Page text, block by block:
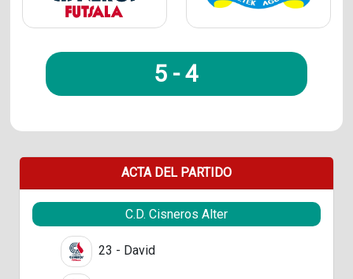
5 -4
ACTA DEL PARTIDO
C.D. Cisneros Alter
23 - David